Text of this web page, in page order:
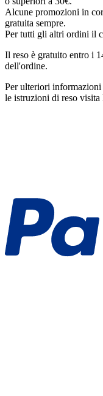
Alcune promozioni in
gratuita sempre.
Per tutti gli altri ordini il
Il reso è gratuito entro i
dell'ordine.
Per ulteriori informazioni
le istruzioni di reso visita